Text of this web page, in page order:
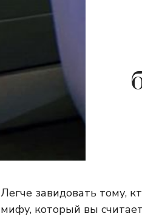
Легче завидовать тому,
мифу, который вы